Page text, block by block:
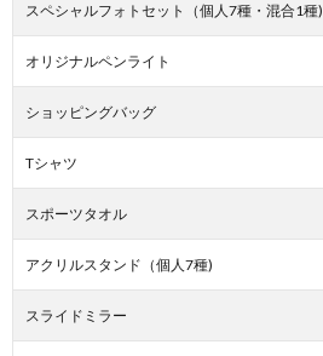
スペシャルフォトセット（個人7種・混合1種)
オリジナルペンライト
ショッピングバッグ
Tシャツ
スポーツタオル
アクリルスタンド（個人7種)
スライドミラー